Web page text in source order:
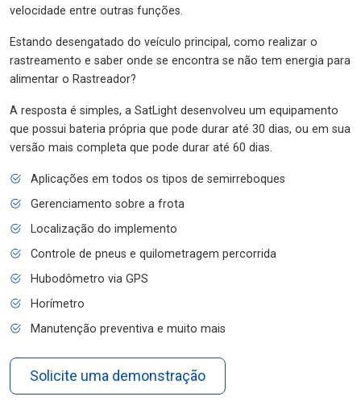
velocidade entre outras funções.
Estando desengatado do veículo principal, como realizar o
rastreamento e saber onde se encontra se não tem energia para
alimentar o Rastreador?
A resposta é simples, a SatLight desenvolveu um equipamento
que possui bateria própria que pode durar até 30 dias, ou em sua
versão mais completa que pode durar até 60 dias.
Aplicações em todos os tipos de semirreboques
Gerenciamento sobre a frota
Localização do implemento
Controle de pneus e quilometragem percorrida
Hubodômetro via GPS
Horímetro
Manutenção preventiva e muito mais
Solicite uma demonstração